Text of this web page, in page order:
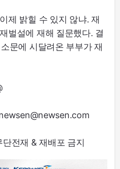
제 밝힐 수 있지 않냐. 재
벌설에 재해 질문했다. 결
문에 시달려온 부부가 재
전재 & 재배포 금지